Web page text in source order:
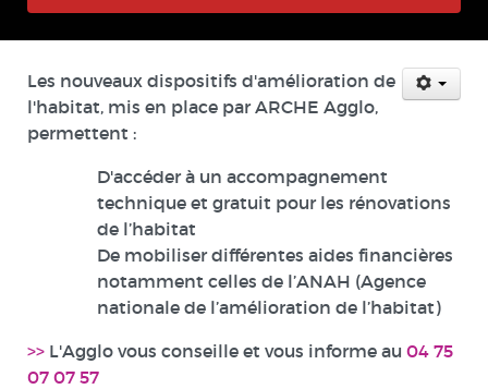
Les nouveaux dispositifs d'amélioration de
l'habitat, mis en place par ARCHE Agglo,
permettent :
D'accéder à un accompagnement
technique et gratuit pour les rénovations
de l’habitat
De mobiliser différentes aides financières
notamment celles de l’ANAH (Agence
nationale de l’amélioration de l’habitat)
>> L'Agglo vous conseille et vous informe au 04 75
07 07 57